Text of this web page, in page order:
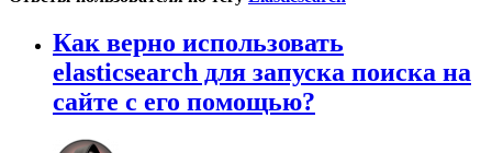
Как верно использовать
elasticsearch для запуска поиска на
сайте с его помощью?